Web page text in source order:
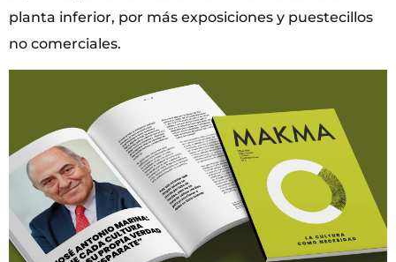
planta inferior, por más exposiciones y puestecillos
no comerciales.